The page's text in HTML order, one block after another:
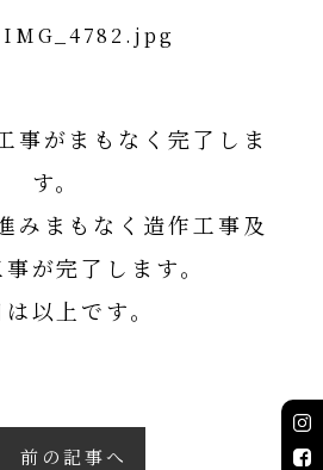
事がまもなく完了しま
す。
みまもなく造作工事及
が完了します。
以上です。
前の記事へ